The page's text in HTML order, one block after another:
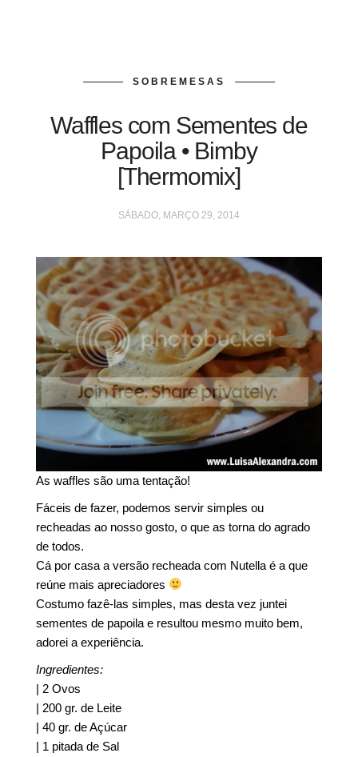
SOBREMESAS
Waffles com Sementes de
Papoila • Bimby
[Thermomix]
SÁBADO, MARÇO 29, 2014
As waffles são uma tentação!
Fáceis de fazer, podemos servir simples ou
recheadas ao nosso gosto, o que as torna do agrado
de todos.
Cá por casa a versão recheada com Nutella é a que
reúne mais apreciadores
Costumo fazê-las simples, mas desta vez juntei
sementes de papoila e resultou mesmo muito bem,
adorei a experiência.
Ingredientes:
| 2 Ovos
| 200 gr. de Leite
| 40 gr. de Açúcar
| 1 pitada de Sal